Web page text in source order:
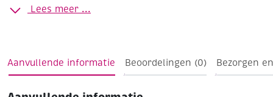
boetseerspalel met 2 veschillende koppen
Lees meer ...
Aanvullende informatie Beoordelingen (0) Bezorgen